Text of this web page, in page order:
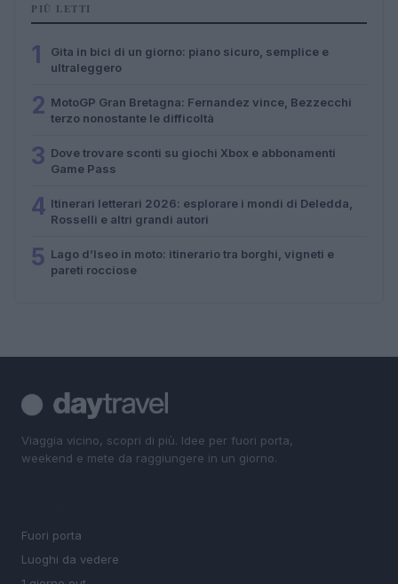
PIÙ LETTI
1
Gita in bici di un giorno: piano sicuro, semplice e
ultraleggero
2 MotoGP Gran Bretagna: Fernandez vince, Bezzecchi
terzo nonostante le difficoltà
3 Dove trovare sconti su giochi Xbox e abbonamenti
Game Pass
4 Itinerari letterari 2026: esplorare i mondi di Deledda,
Rosselli e altri grandi autori
5 Lago d’Iseo in moto: itinerario tra borghi, vigneti e
pareti rocciose
Viaggia vicino, scopri di più. Idee per fuori porta,
weekend e mete da raggiungere in un giorno.
Fuori porta
Luoghi da vedere